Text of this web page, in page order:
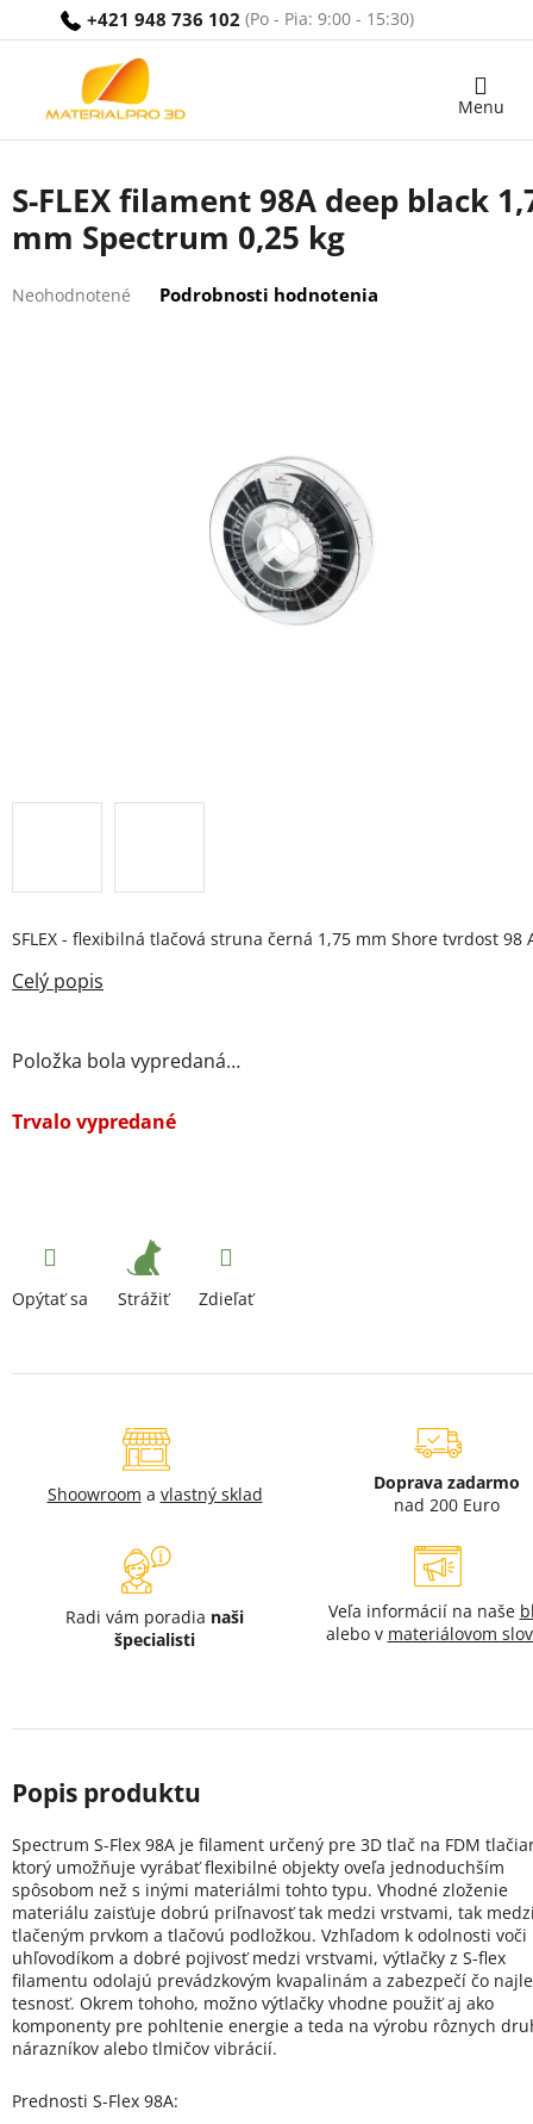
+421 948 736 102
Nákupný
S-FLEX filament 98A deep black
mm Spectrum 0,25 kg
hodnotenie
Neohodnotené Podrobnosti hodnotenia
Trvalo vypredané
Položka bola vypredaná…
SFLEX - flexibilná tlačová struna černá 1,75 mm Shore tvrdost 98
Opýtať sa Strážiť Zdieľať
Shoowroom a vlastný sklad
Doprava zadarmo
nad 200 Euro
Radi vám poradia naši
špecialisti
Veľa informácií na naše
alebo v materiálovom
Spectrum S-Flex 98A je filament určený pre 3D tlač na FDM
ktorý umožňuje vyrábať flexibilné objekty oveľa jednoduchším
spôsobom než s inými materiálmi tohto typu. Vhodné zloženie
materiálu zaisťuje dobrú priľnavosť tak medzi vrstvami, tak
tlačeným prvkom a tlačovú podložkou. Vzhľadom k odolnosti voči
uhľovodíkom a dobré pojivosť medzi vrstvami, výtlačky z S-flex
filamentu odolajú prevádzkovým kvapalinám a zabezpečí čo
tesnosť. Okrem tohoho, možno výtlačky vhodne použiť aj ako
komponenty pre pohltenie energie a teda na výrobu rôznych
nárazníkov alebo tlmičov vibrácií.
Prednosti S-Flex 98A: